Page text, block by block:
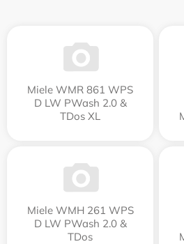
Miele WMR 861 WPS
D LW PWash 2.0 &
TDos XL
Miele WMH 261 WPS
D LW PWash 2.0 &
TDos